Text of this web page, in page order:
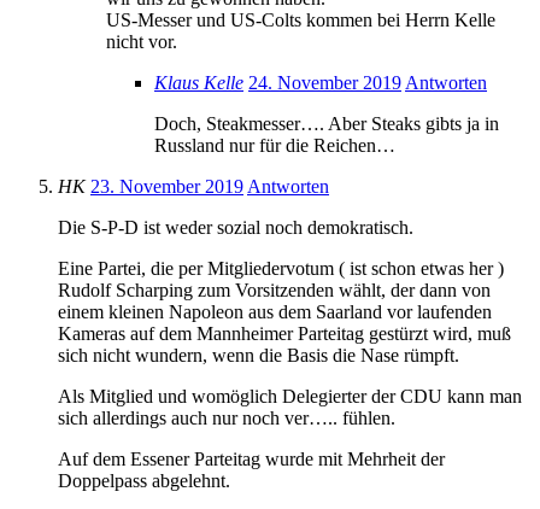
US-Messer und US-Colts kommen bei Herrn Kelle
nicht vor.
Klaus Kelle 24. November 2019 Antworten
Doch, Steakmesser…. Aber Steaks gibts ja in
Russland nur für die Reichen…
HK 23. November 2019 Antworten
Die S-P-D ist weder sozial noch demokratisch.
Eine Partei, die per Mitgliedervotum ( ist schon etwas her )
Rudolf Scharping zum Vorsitzenden wählt, der dann von
einem kleinen Napoleon aus dem Saarland vor laufenden
Kameras auf dem Mannheimer Parteitag gestürzt wird, muß
sich nicht wundern, wenn die Basis die Nase rümpft.
Als Mitglied und womöglich Delegierter der CDU kann man
sich allerdings auch nur noch ver….. fühlen.
Auf dem Essener Parteitag wurde mit Mehrheit der
Doppelpass abgelehnt.